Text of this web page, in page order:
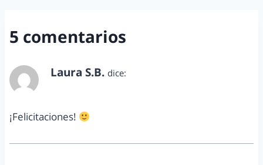
5 comentarios
Laura S.B. dice:
¡Felicitaciones!